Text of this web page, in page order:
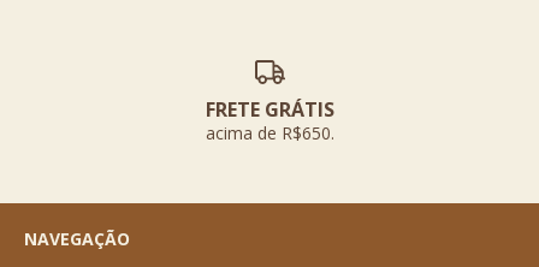
FRETE GRÁTIS
acima de R$650.
NAVEGAÇÃO